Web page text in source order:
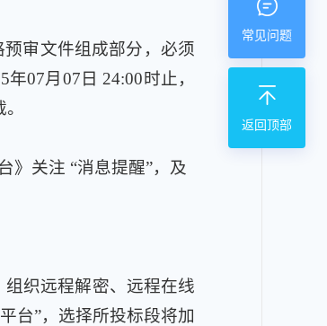
常见问题
返回顶部
审文件组成部分，必须
07月07日 24:00时止，
》关注 “消息提醒”，及
织远程解密、远程在线
台”，选择所投标段将加